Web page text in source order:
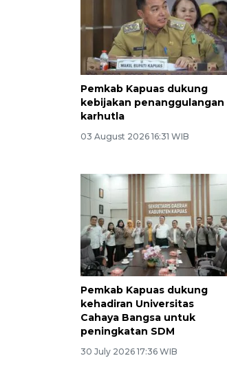
Pemkab Kapuas dukung
kebijakan penanggulangan
karhutla
03 August 2026 16:31 WIB
Pemkab Kapuas dukung
kehadiran Universitas
Cahaya Bangsa untuk
peningkatan SDM
30 July 2026 17:36 WIB